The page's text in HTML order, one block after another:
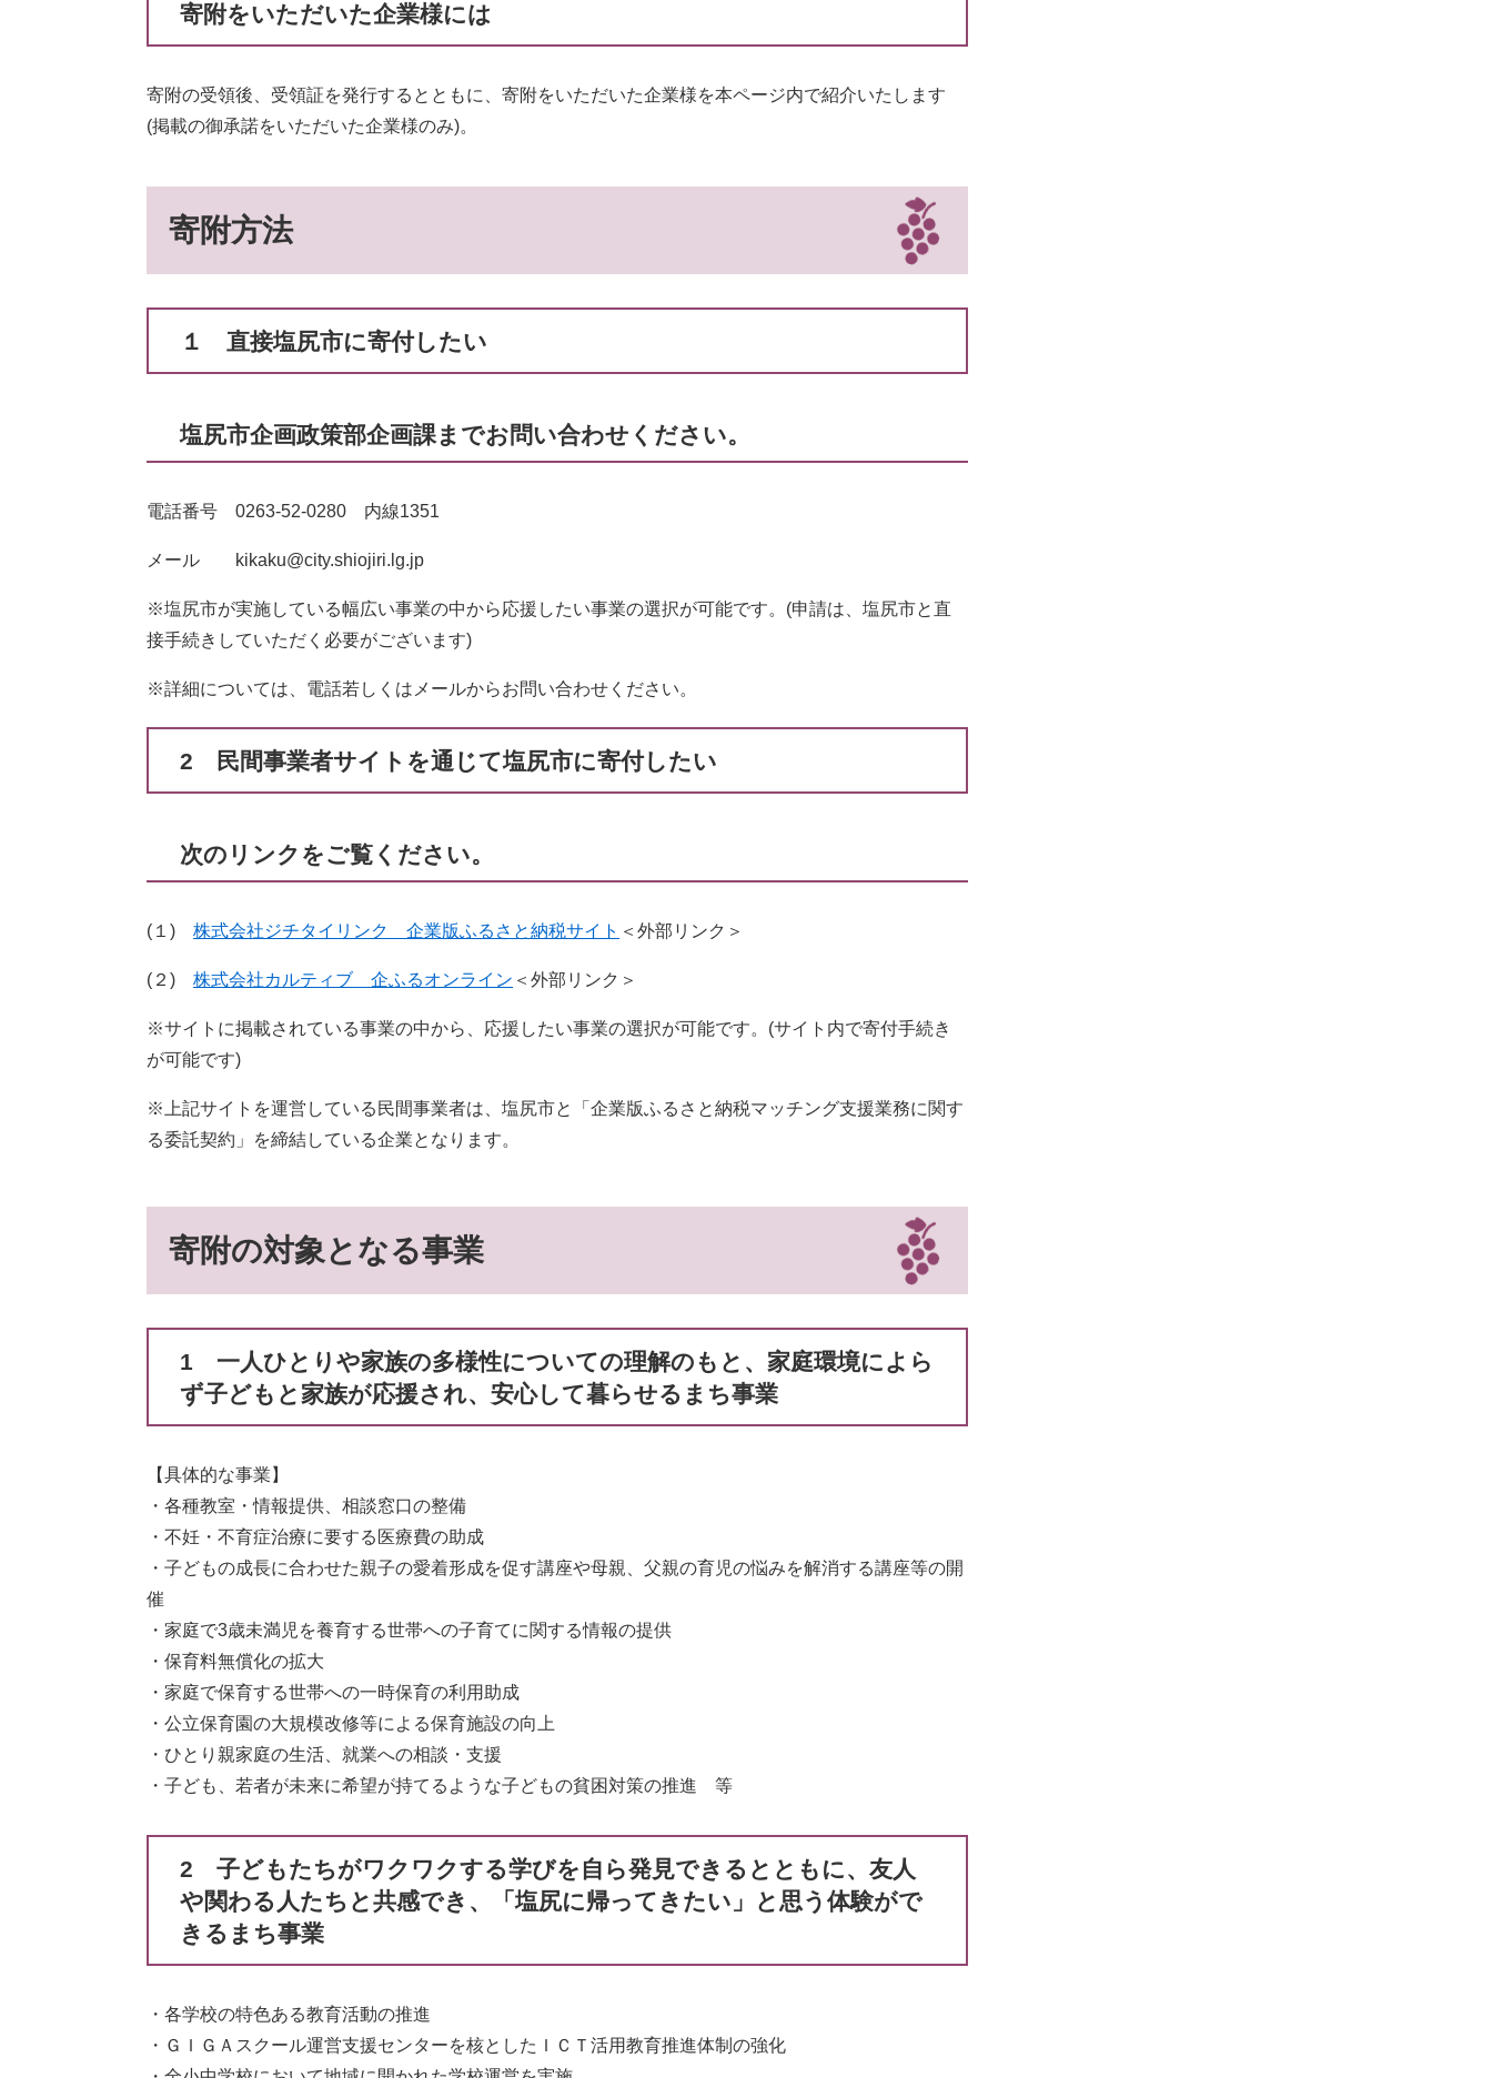
寄附をいただいた企業様には
寄附の受領後、受領証を発行するとともに、寄附をいただいた企業様を本ページ内で紹介いたします
(掲載の御承諾をいただいた企業様のみ)。
寄附方法
１ 直接塩尻市に寄付したい
塩尻市企画政策部企画課までお問い合わせください。
電話番号 0263-52-0280 内線1351
メール kikaku@city.shiojiri.lg.jp
※塩尻市が実施している幅広い事業の中から応援したい事業の選択が可能です。(申請は、塩尻市と直
接手続きしていただく必要がございます)
※詳細については、電話若しくはメールからお問い合わせください。
2 民間事業者サイトを通じて塩尻市に寄付したい
次のリンクをご覧ください。
(１) 株式会社ジチタイリンク 企業版ふるさと納税サイト ＜外部リンク＞
(２) 株式会社カルティブ 企ふるオンライン ＜外部リンク＞
※サイトに掲載されている事業の中から、応援したい事業の選択が可能です。(サイト内で寄付手続き
が可能です)
※上記サイトを運営している民間事業者は、塩尻市と「企業版ふるさと納税マッチング支援業務に関す
る委託契約」を締結している企業となります。
寄附の対象となる事業
1 一人ひとりや家族の多様性についての理解のもと、家庭環境によら
ず子どもと家族が応援され、安心して暮らせるまち事業
【具体的な事業】
・各種教室・情報提供、相談窓口の整備
・不妊・不育症治療に要する医療費の助成
・子どもの成長に合わせた親子の愛着形成を促す講座や母親、父親の育児の悩みを解消する講座等の開
催
・家庭で3歳未満児を養育する世帯への子育てに関する情報の提供
・保育料無償化の拡大
・家庭で保育する世帯への一時保育の利用助成
・公立保育園の大規模改修等による保育施設の向上
・ひとり親家庭の生活、就業への相談・支援
・子ども、若者が未来に希望が持てるような子どもの貧困対策の推進 等
2 子どもたちがワクワクする学びを自ら発見できるとともに、友人
や関わる人たちと共感でき、「塩尻に帰ってきたい」と思う体験がで
きるまち事業
・各学校の特色ある教育活動の推進
・ＧＩＧＡスクール運営支援センターを核としたＩＣＴ活用教育推進体制の強化